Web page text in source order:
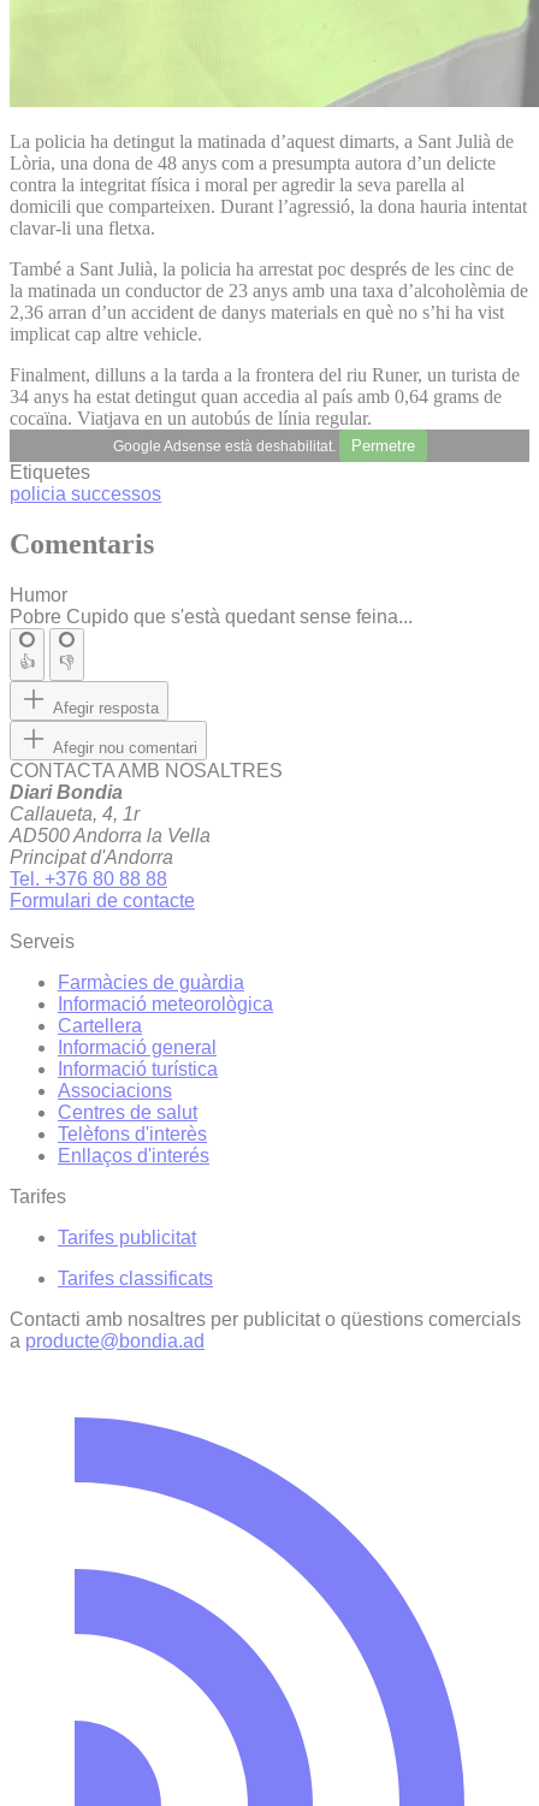
La policia ha detingut la matinada d’aquest dimarts, a Sant Julià de
Lòria, una dona de 48 anys com a presumpta autora d’un delicte
contra la integritat física i moral per agredir la seva parella al
domicili que comparteixen. Durant l’agressió, la dona hauria intentat
clavar-li una fletxa.
També a Sant Julià, la policia ha arrestat poc després de les cinc de
la matinada un conductor de 23 anys amb una taxa d’alcoholèmia de
2,36 arran d’un accident de danys materials en què no s’hi ha vist
implicat cap altre vehicle.
Finalment, dilluns a la tarda a la frontera del riu Runer, un turista de
34 anys ha estat detingut quan accedia al país amb 0,64 grams de
cocaïna. Viatjava en un autobús de línia regular.
Google Adsense està deshabilitat. Permetre
Etiquetes
policia successos
Comentaris
Humor
Pobre Cupido que s'està quedant sense feina...
👍 👎
Afegir resposta
Afegir nou comentari
CONTACTA AMB NOSALTRES
Diari Bondia
Callaueta, 4, 1r
AD500 Andorra la Vella
Principat d'Andorra
Tel. +376 80 88 88
Formulari de contacte
Serveis
Farmàcies de guàrdia
Informació meteorològica
Cartellera
Informació general
Informació turística
Associacions
Centres de salut
Telèfons d'interès
Enllaços d'interés
Tarifes
Tarifes publicitat
Tarifes classificats
Contacti amb nosaltres per publicitat o qüestions comercials
a producte@bondia.ad